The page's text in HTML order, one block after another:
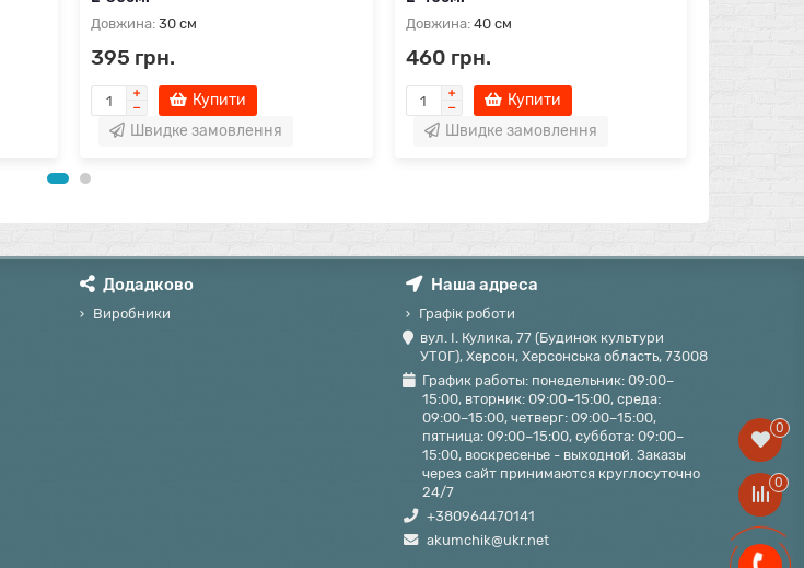
Довжина: 30 см
395 грн.
Купити
Швидке замовлення
Довжина: 40 см
460 грн.
Купити
Швидке замовлення
Додадково
Виробники
Наша адреса
Графік роботи
вул. І. Кулика, 77 (Будинок культури
УТОГ), Херсон, Херсонська область, 73008
График работы: понедельник: 09:00–
15:00, вторник: 09:00–15:00, среда:
09:00–15:00, четверг: 09:00–15:00,
пятница: 09:00–15:00, суббота: 09:00–
15:00, воскресенье - выходной. Заказы
через сайт принимаются круглосуточно
24/7
+380964470141
akumchik@ukr.net
0
0